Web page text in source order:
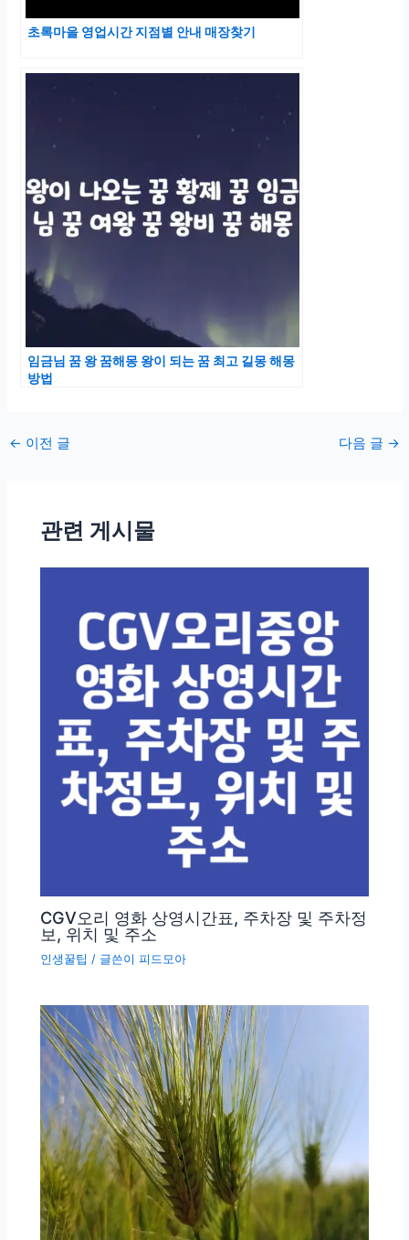
초록마을 영업시간 지점별 안내 매장찾기
임금님 꿈 왕 꿈해몽 왕이 되는 꿈 최고 길몽 해몽
방법
포
← 이전 글 다음 글 →
관련 게시물
CGV오리 영화 상영시간표, 주차장 및 주차정
보, 위치 및 주소
인생꿀팁 / 글쓴이피드모아